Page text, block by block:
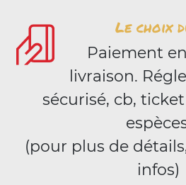
Le choix
Paiement
livraison.
sécurisé, cb,
(pour plus de
infos)